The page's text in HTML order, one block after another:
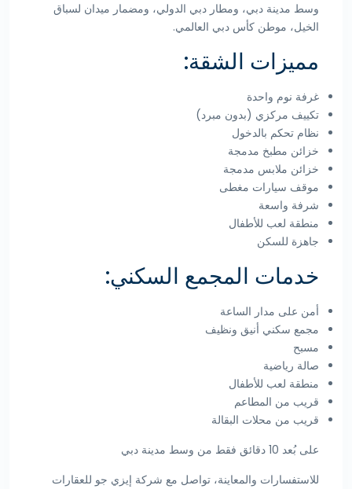
وسط مدينة دبي، ومطار دبي الدولي، ومضمار ميدان لسباق
الخيل، موطن كأس دبي العالمي.
مميزات الشقة:
غرفة نوم واحدة
تكييف مركزي (بدون مبرد)
نظام تحكم بالدخول
خزائن مطبخ مدمجة
خزائن ملابس مدمجة
موقف سيارات مغطى
شرفة واسعة
منطقة لعب للأطفال
جاهزة للسكن
خدمات المجمع السكني:
أمن على مدار الساعة
مجمع سكني أنيق ونظيف
مسبح
صالة رياضية
منطقة لعب للأطفال
قريب من المطاعم
قريب من محلات البقالة
على بُعد 10 دقائق فقط من وسط مدينة دبي
للاستفسارات والمعاينة، تواصل مع شركة إيزي جو للعقارات